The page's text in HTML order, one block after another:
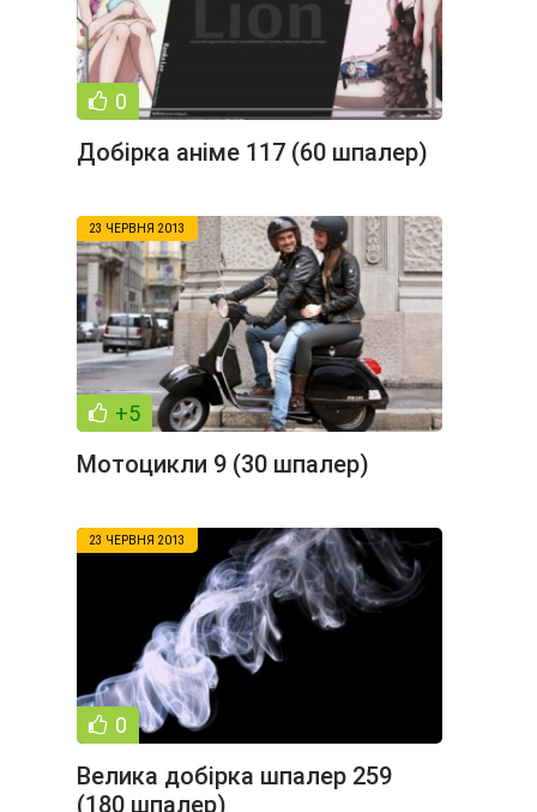
0
Добірка аніме 117 (60 шпалер)
23 ЧЕРВНЯ 2013
+5
Мотоцикли 9 (30 шпалер)
23 ЧЕРВНЯ 2013
0
Велика добірка шпалер 259
(180 шпалер)